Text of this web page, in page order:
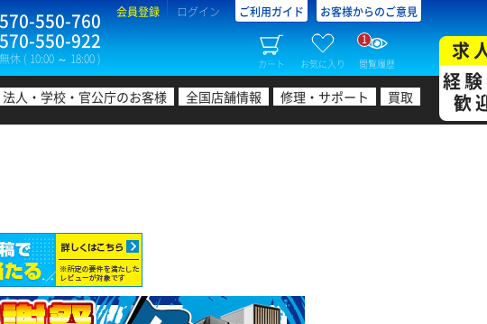
550-760
550-922
休 ( 10:00 ～ 18:00 )
会員登録 ログイン ご利用ガイド お客様からのご意見
カート お気に入り 閲覧履歴
1
法人・学校・官公庁のお客様 全国店舗情報 修理・サポート 買取
求
経
歓